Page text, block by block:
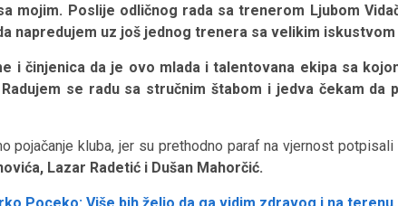
mojim. Poslije odličnog rada sa trenerom Ljubom
napredujem uz još jednog trenera sa velikim iskustvom
i činjenica da je ovo mlada i talentovana ekipa sa
se radu sa stručnim štabom i jedva čekam da
pojačanje kluba, jer su prethodno paraf na vjernost potpisali
Lazar Radetić i Dušan Mahorčić.